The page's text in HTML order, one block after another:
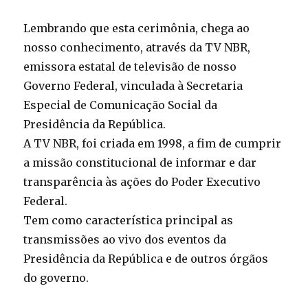
Lembrando que esta cerimônia, chega ao
nosso conhecimento, através da TV NBR,
emissora estatal de televisão de nosso
Governo Federal, vinculada à Secretaria
Especial de Comunicação Social da
Presidência da República.
A TV NBR, foi criada em 1998, a fim de cumprir
a missão constitucional de informar e dar
transparência às ações do Poder Executivo
Federal.
Tem como característica principal as
transmissões ao vivo dos eventos da
Presidência da República e de outros órgãos
do governo.